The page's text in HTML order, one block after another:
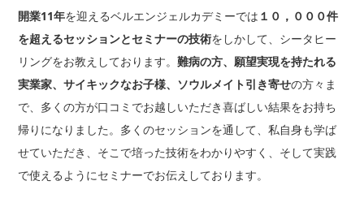
開業11年を迎えるベルエンジェルカデミーでは １０，０００件
を超えるセッションとセミナーの技術をしかして、シータヒー
リングをお教えしております。 難病の方、願望実現を持たれる
実業家、サイキックなお子様、ソウルメイト引き寄せの方々ま
で、多くの方が口コミでお越しいただき喜ばしい結果をお持ち
帰りになりました。多くのセッションを通して、私自身も学ば
せていただき、そこで培った技術をわかりやすく、そして実践
で使えるようにセミナーでお伝えしております。